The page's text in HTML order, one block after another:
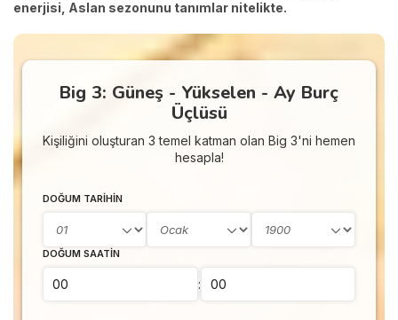
enerjisi, Aslan sezonunu tanımlar nitelikte.
Big 3: Güneş - Yükselen - Ay Burç
Üçlüsü
Kişiliğini oluşturan 3 temel katman olan Big 3'ni hemen
hesapla!
DOĞUM TARIHIN
DOĞUM SAATIN
: